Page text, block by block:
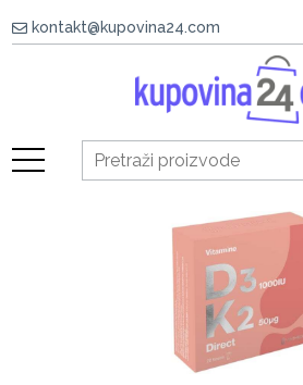
kontakt@kupovina24.com